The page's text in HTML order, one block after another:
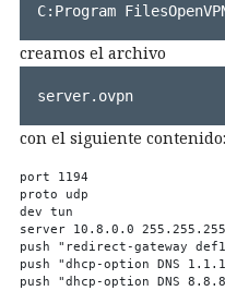
C:Program
creamos el archivo
server.ovpn
con el siguiente contenido:
port 1194
proto udp
dev tun
server 10.8.0.0
push "redirect-gateway
push "dhcp-option DNS
push "dhcp-option DNS